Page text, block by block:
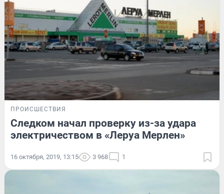
ПРОИСШЕСТВИЯ
Следком начал проверку из-за удара
электричеством в «Леруа Мерлен»
16 октября, 2019, 13:15 3 968 1